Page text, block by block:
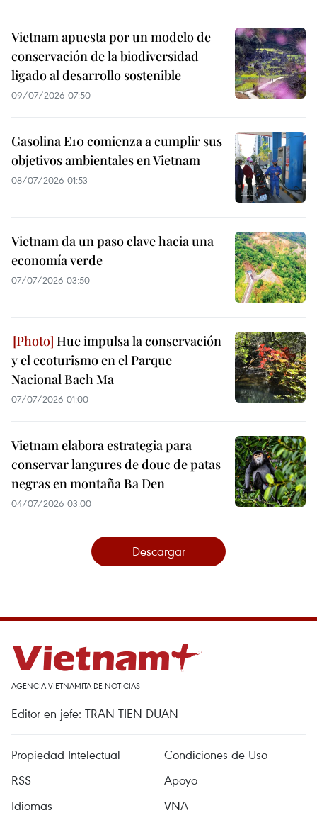
Vietnam apuesta por un modelo de
conservación de la biodiversidad
ligado al desarrollo sostenible
09/07/2026 07:50
Gasolina E10 comienza a cumplir sus
objetivos ambientales en Vietnam
08/07/2026 01:53
Vietnam da un paso clave hacia una
economía verde
07/07/2026 03:50
Hue impulsa la conservación
y el ecoturismo en el Parque
Nacional Bach Ma
07/07/2026 01:00
Vietnam elabora estrategia para
conservar langures de douc de patas
negras en montaña Ba Den
04/07/2026 03:00
Descargar
AGENCIA VIETNAMITA DE NOTICIAS
Editor en jefe: TRAN TIEN DUAN
Propiedad Intelectual
Condiciones de Uso
RSS
Apoyo
Idiomas
VNA